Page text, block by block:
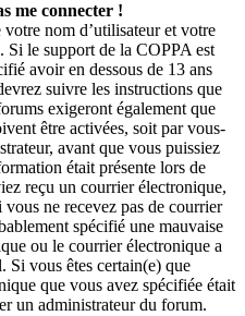
me connecter !
nom d’utilisateur et votre
Si le support de la COPPA est
avoir en dessous de 13 ans
suivre les instructions que
exigeront également que
être activées, soit par vous-
avant que vous puissiez
était présente lors de
reçu un courrier électronique,
ne recevez pas de courrier
spécifié une mauvaise
ou le courrier électronique a
Si vous êtes certain(e) que
que vous avez spécifiée était
un administrateur du forum.